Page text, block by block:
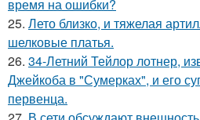
время на ошибки?
25. Лето близко, и тяжелая
шелковые платья.
26. 34-Летний Тейлор лотнер,
Джейкоба в "Сумерках", и его
первенца.